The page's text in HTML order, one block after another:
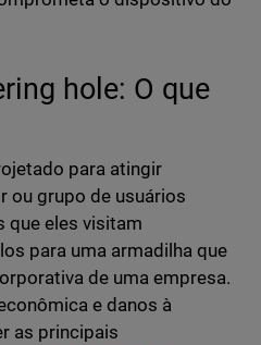
hole: O que
para atingir
ou grupo de usuários
que eles visitam
para uma armadilha que
de uma empresa.
e danos à
as principais